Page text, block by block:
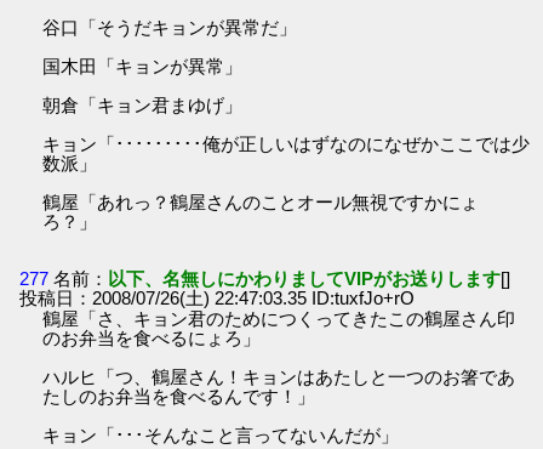
谷口「そうだキョンが異常だ」
国木田「キョンが異常」
朝倉「キョン君まゆげ」
キョン「･････････俺が正しいはずなのになぜかここでは少
数派」
鶴屋「あれっ？鶴屋さんのことオール無視ですかにょ
ろ？」
277 名前： 以下、名無しにかわりましてVIPがお送りします[]
投稿日：2008/07/26(土) 22:47:03.35 ID:tuxfJo+rO
鶴屋「さ、キョン君のためにつくってきたこの鶴屋さん印
のお弁当を食べるにょろ」
ハルヒ「つ、鶴屋さん！キョンはあたしと一つのお箸であ
たしのお弁当を食べるんです！」
キョン「･･･そんなこと言ってないんだが」